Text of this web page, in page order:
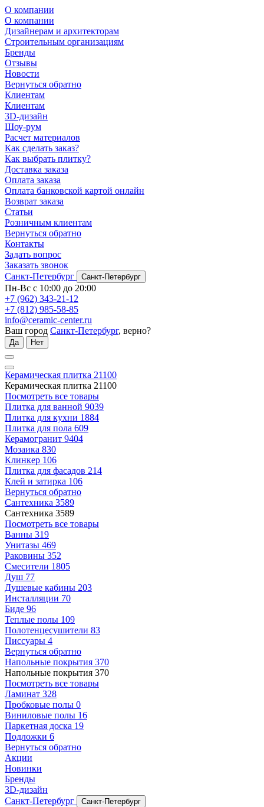
О компании
О компании
Дизайнерам и архитекторам
Строительным организациям
Бренды
Отзывы
Новости
Вернуться обратно
Клиентам
Клиентам
3D-дизайн
Шоу-рум
Расчет материалов
Как сделать заказ?
Как выбрать плитку?
Доставка заказа
Оплата заказа
Оплата банковской картой онлайн
Возврат заказа
Статьи
Розничным клиентам
Вернуться обратно
Контакты
Задать вопрос
Заказать звонок
Санкт-Петербург
Санкт-Петербург
Пн-Вс с 10:00 до 20:00
+7 (962) 343-21-12
+7 (812) 985-58-85
info@ceramic-center.ru
Ваш город Санкт-Петербург, верно?
Да Нет
Керамическая плитка 21100
Керамическая плитка 21100
Посмотреть все товары
Плитка для ванной 9039
Плитка для кухни 1884
Плитка для пола 609
Керамогранит 9404
Мозаика 830
Клинкер 106
Плитка для фасадов 214
Клей и затирка 106
Вернуться обратно
Сантехника 3589
Сантехника 3589
Посмотреть все товары
Ванны 319
Унитазы 469
Раковины 352
Смесители 1805
Душ 77
Душевые кабины 203
Инсталляции 70
Биде 96
Теплые полы 109
Полотенцесушители 83
Писсуары 4
Вернуться обратно
Напольные покрытия 370
Напольные покрытия 370
Посмотреть все товары
Ламинат 328
Пробковые полы 0
Виниловые полы 16
Паркетная доска 19
Подложки 6
Вернуться обратно
Акции
Новинки
Бренды
3D-дизайн
Санкт-Петербург
Санкт-Петербург